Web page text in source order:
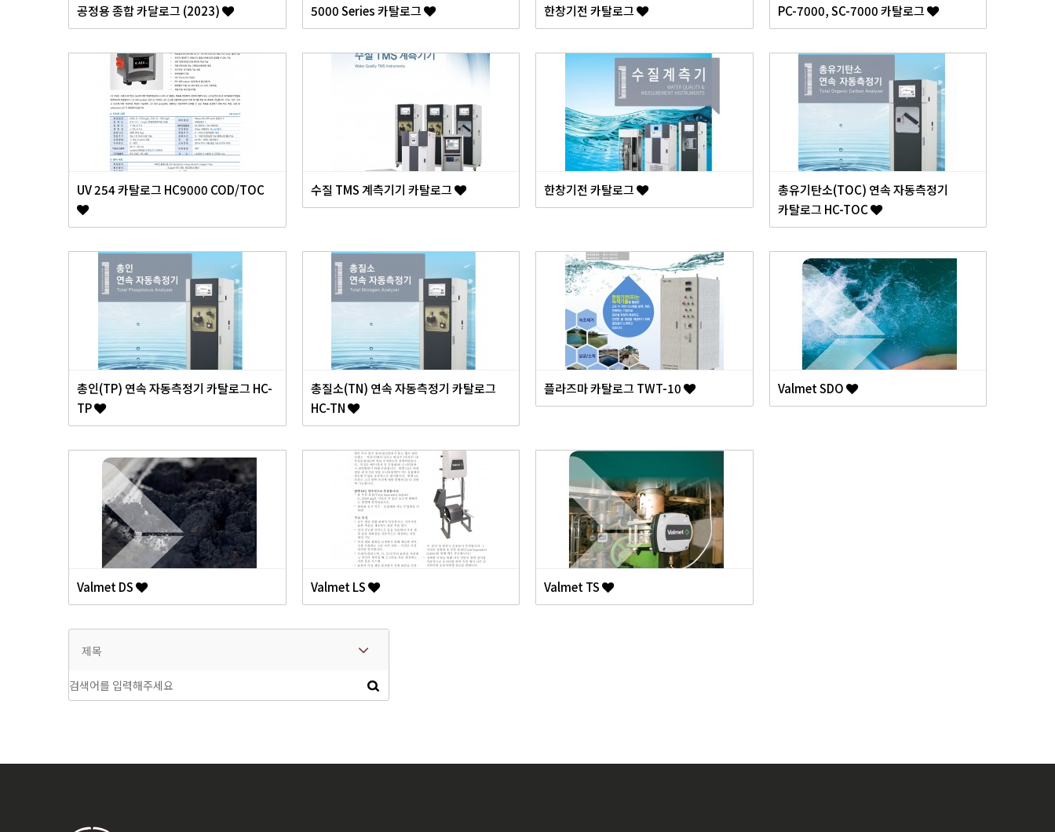
공정용 종합 카달로그 (2023) 5000 Series 카탈로그 한창기전 카탈로그 PC-7000, SC-7000 카탈로그
UV 254 카탈로그 HC9000 COD/TOC 수질 TMS 계측기기 카탈로그 한창기전 카탈로그
총유기탄소(TOC) 연속 자동측정기
카탈로그 HC-TOC
총인(TP) 연속 자동측정기 카탈로그 HC-
TP
총질소(TN) 연속 자동측정기 카탈로그
HC-TN
플라즈마 카탈로그 TWT-10 Valmet SDO
Valmet DS Valmet LS Valmet TS
제목